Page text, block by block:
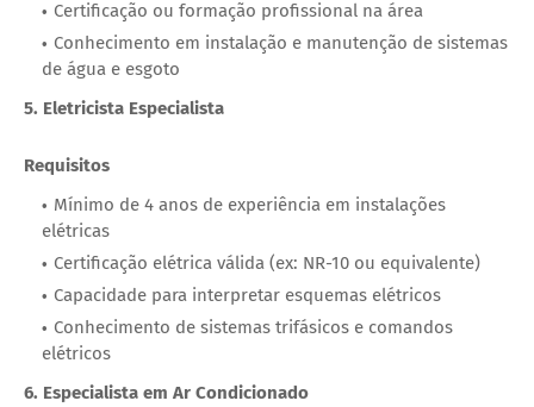
Certificação ou formação profissional na área
Conhecimento em instalação e manutenção de sistemas
de água e esgoto
5. Eletricista Especialista
Requisitos
Mínimo de 4 anos de experiência em instalações
elétricas
Certificação elétrica válida (ex: NR-10 ou equivalente)
Capacidade para interpretar esquemas elétricos
Conhecimento de sistemas trifásicos e comandos
elétricos
6. Especialista em Ar Condicionado